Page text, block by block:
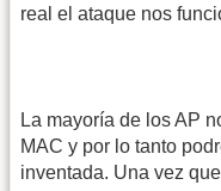
real el ataque nos
La mayoría de los AP
MAC y por lo tanto
inventada. Una vez